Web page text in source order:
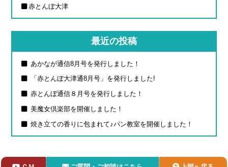
赤とんぼ大津
最近の投稿
あかなが通信8月号を発行しました！
「赤とんぼ大津通8月号」を発行しました!
赤とんぼ通信８月号を発行しました！
美魔女倶楽部を開催しました！
焼き立ての香りに包まれて♪パン教室を開催しました！